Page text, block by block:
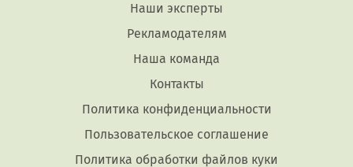
Наши эксперты
Рекламодателям
Наша команда
Контакты
Политика конфиденциальности
Пользовательское соглашение
Политика обработки файлов куки